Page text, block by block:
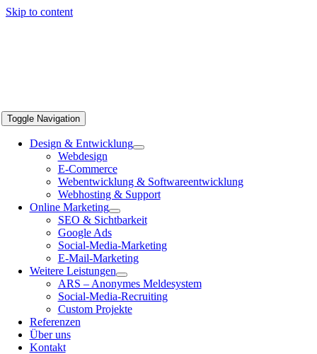
Skip to content
Toggle Navigation
Design & Entwicklung
Webdesign
E-Commerce
Webentwicklung & Softwareentwicklung
Webhosting & Support
Online Marketing
SEO & Sichtbarkeit
Google Ads
Social-Media-Marketing
E-Mail-Marketing
Weitere Leistungen
ARS – Anonymes Meldesystem
Social-Media-Recruiting
Custom Projekte
Referenzen
Über uns
Kontakt